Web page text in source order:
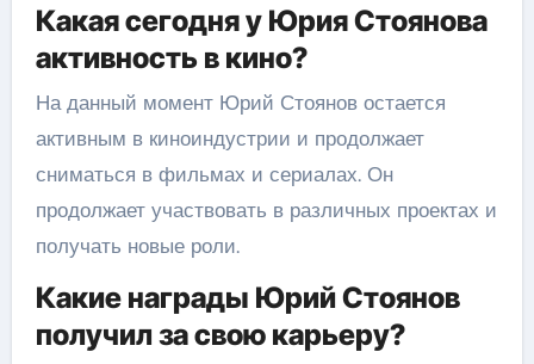
Какая сегодня у Юрия Стоянова
активность в кино?
На данный момент Юрий Стоянов остается
активным в киноиндустрии и продолжает
сниматься в фильмах и сериалах. Он
продолжает участвовать в различных проектах и
получать новые роли.
Какие награды Юрий Стоянов
получил за свою карьеру?